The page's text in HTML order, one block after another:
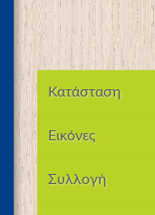
Κατάσταση
Εικόνες
Συλλογή